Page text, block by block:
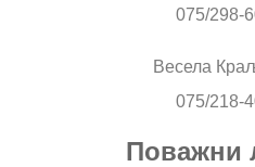
075/298-
Весела
075/218-
Поважни